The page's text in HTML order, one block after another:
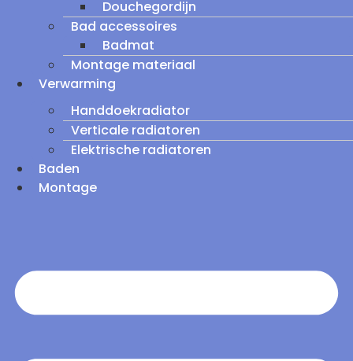
Douchegordijn
Bad accessoires
Badmat
Montage materiaal
Verwarming
Handdoekradiator
Verticale radiatoren
Elektrische radiatoren
Baden
Montage